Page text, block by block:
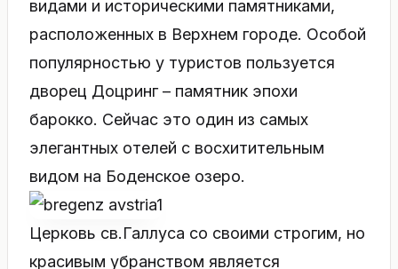
видами и историческими памятниками,
расположенных в Верхнем городе. Особой
популярностью у туристов пользуется
дворец Доцринг – памятник эпохи
барокко. Сейчас это один из самых
элегантных отелей с восхитительным
видом на Боденское озеро.
Церковь св.Галлуса со своими строгим, но
красивым убранством является